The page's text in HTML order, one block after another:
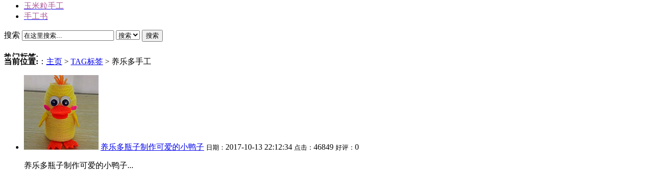
玉米粒手工
手工书
搜索 搜索
热门标签:
三角插折纸
雪人
冬天手工
动物手工
圣诞节手工
驯鹿
卷纸筒手工
花环
圣诞树
贺卡
当前位置: ： 主页 > TAG标签 > 养乐多手工
养乐多瓶子制作可爱的小鸭子 日期： 2017-10-13 22:12:34 点击： 46849 好评： 0
养乐多瓶子制作可爱的小鸭子...